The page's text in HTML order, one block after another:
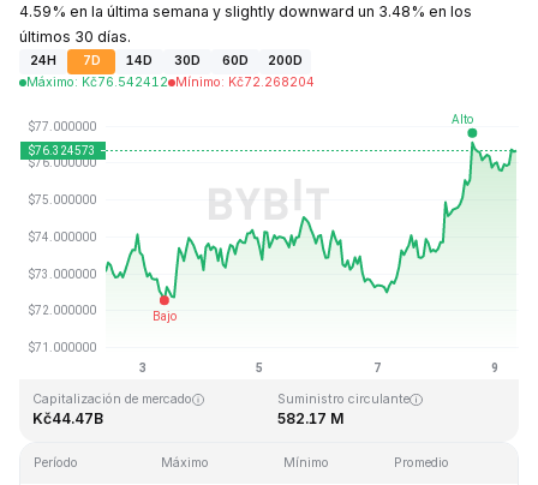
4.59% en la última semana y slightly downward un 3.48% en los
últimos 30 días.
24H 7D 14D 30D 60D
200D
Máximo: Kč76.542412 Mínimo: Kč72.268204
Última actualización: 2026-08-09, 09:24 GMT+0
Máximo histórico
Capitalización de mercado
Kč44.47B
Suministro circulante
582.17 M
Período Máximo Mínimo Promedio